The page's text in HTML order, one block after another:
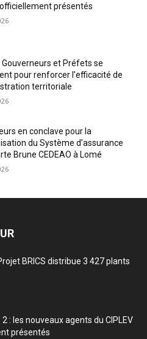
officiellement présentés
Gouverneurs et Préfets se
pour renforcer l’efficacité de
territoriale
en conclave pour la
du Système d’assurance
Brune CEDEAO à Lomé
BRICS distribue 3 427 plants
: les nouveaux agents du CIPLEV
présentés